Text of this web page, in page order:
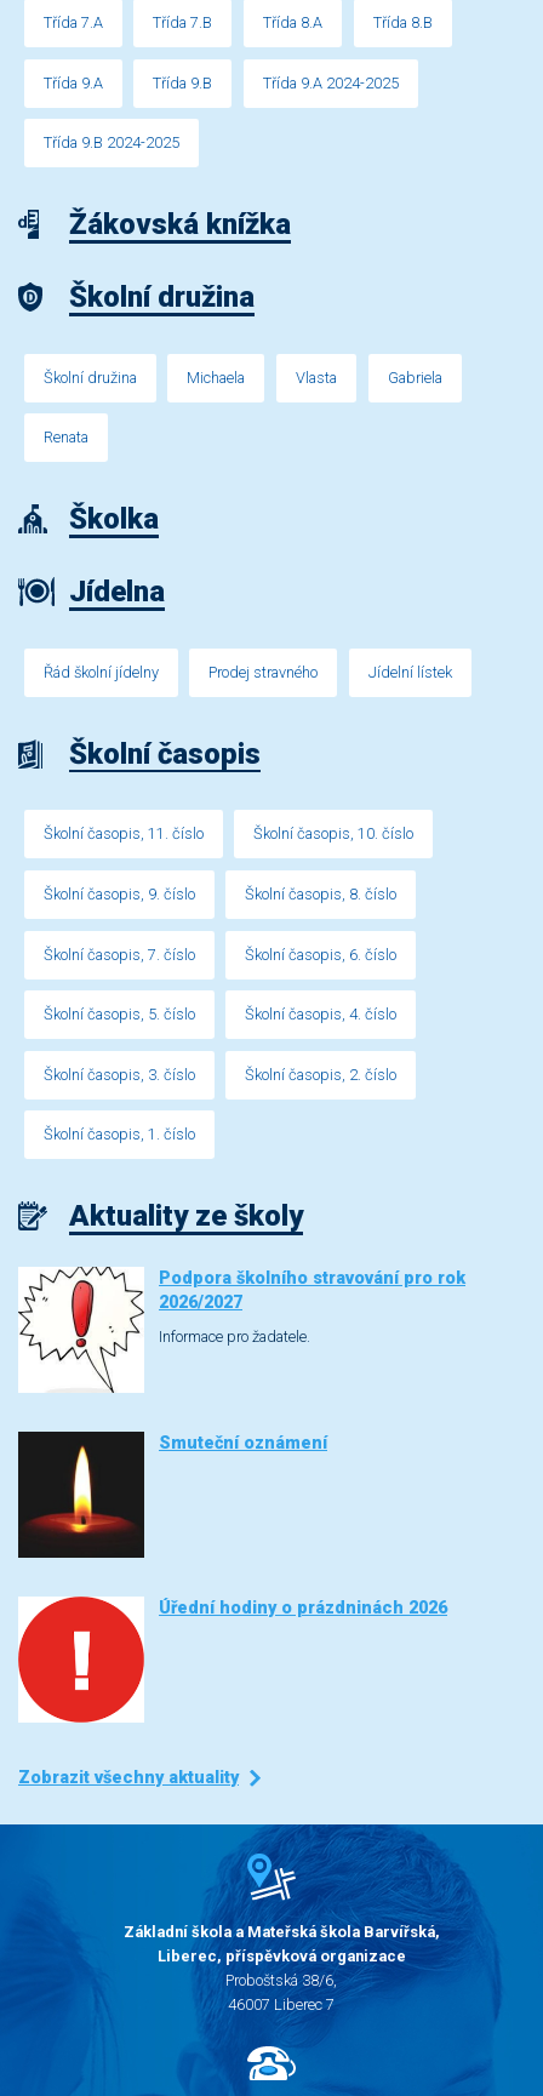
Třída 7.A Třída 7.B Třída 8.A Třída 8.B
Třída 9.A Třída 9.B Třída 9.A 2024-2025
Třída 9.B 2024-2025
Žákovská knížka
Školní družina
Školní družina Michaela Vlasta Gabriela
Renata
Školka
Jídelna
Řád školní jídelny Prodej stravného Jídelní lístek
Školní časopis
Školní časopis, 11. číslo Školní časopis, 10. číslo
Školní časopis, 9. číslo Školní časopis, 8. číslo
Školní časopis, 7. číslo Školní časopis, 6. číslo
Školní časopis, 5. číslo Školní časopis, 4. číslo
Školní časopis, 3. číslo Školní časopis, 2. číslo
Školní časopis, 1. číslo
Aktuality ze školy
Podpora školního stravování pro rok
2026/2027
Informace pro žadatele.
Smuteční oznámení
Úřední hodiny o prázdninách 2026
Zobrazit všechny aktuality
Základní škola a Mateřská škola Barvířská,
Liberec, příspěvková organizace
Proboštská 38/6,
46007 Liberec 7